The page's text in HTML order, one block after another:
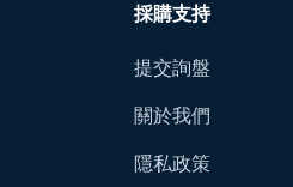
採購支持
提交詢盤
關於我們
隱私政策